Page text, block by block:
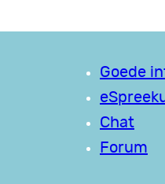
Goede
Chat
Forum